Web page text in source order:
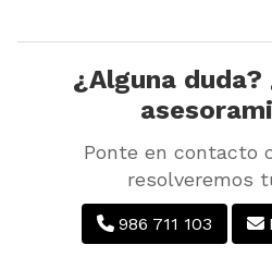
¿Alguna
Ponte en contacto
resolveremos
986 711 103